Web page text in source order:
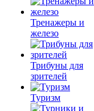
Тренажеры и
железо
Трибуны для
зрителей
Туризм